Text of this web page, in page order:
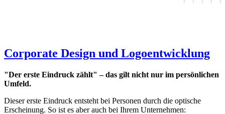
Corporate Design und Logoentwicklung
"Der erste Eindruck zählt" – das gilt nicht nur im persönlichen
Umfeld.
Dieser erste Eindruck entsteht bei Personen durch die optische
Erscheinung. So ist es aber auch bei Ihrem Unternehmen: